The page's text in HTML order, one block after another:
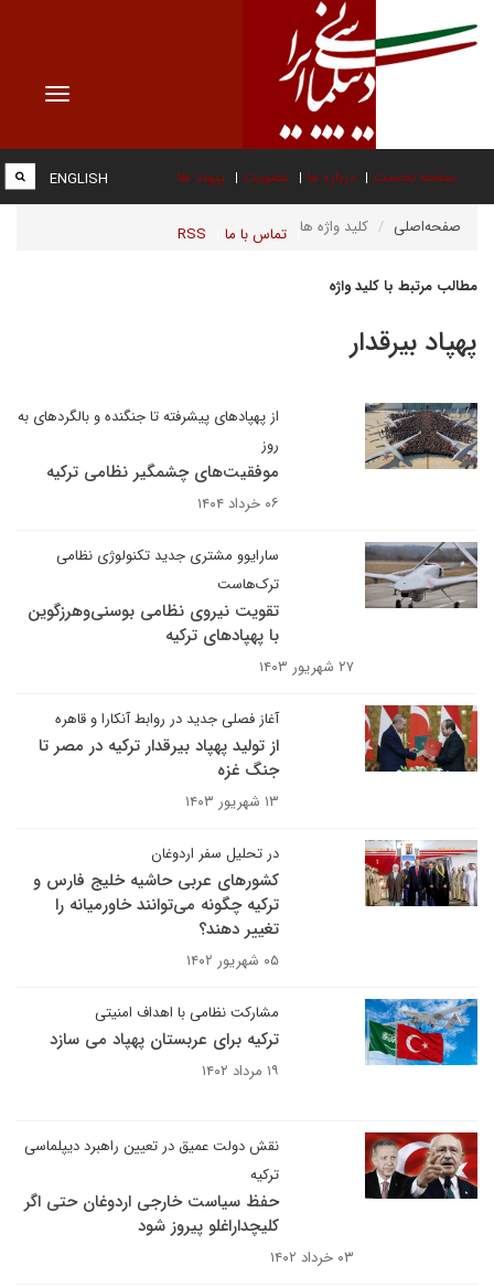
Toggle
صفحه نخست درباره ما عضویت پیوند ها
تماس با ما RSS
ENGLISH
صفحه‌اصلی کلید واژه ها
مطالب مرتبط با کلید واژه
پهپاد بیرقدار
از پهپادهای پیشرفته تا جنگنده و بالگردهای به
روز
موفقیت‌های چشمگیر نظامی ترکیه
۰۶ خرداد ۱۴۰۴
سارایوو مشتری جدید تکنولوژی نظامی
ترک‌هاست
تقویت نیروی نظامی بوسنی‌وهرزگوین
با پهپادهای ترکیه
۲۷ شهریور ۱۴۰۳
آغاز فصلی جدید در روابط آنکارا و قاهره
از تولید پهپاد بیرقدار ترکیه در مصر تا
جنگ غزه
۱۳ شهریور ۱۴۰۳
در تحلیل سفر اردوغان
کشورهای عربی حاشیه خلیج فارس و
ترکیه چگونه می‌توانند خاورمیانه را
تغییر دهند؟
۰۵ شهریور ۱۴۰۲
مشارکت نظامی با اهداف امنیتی
ترکیه برای عربستان پهپاد می سازد
۱۹ مرداد ۱۴۰۲
نقش دولت عمیق در تعیین راهبرد دیپلماسی
ترکیه
حفظ سیاست خارجی اردوغان حتی اگر
کلیچداراغلو پیروز شود
۰۳ خرداد ۱۴۰۲